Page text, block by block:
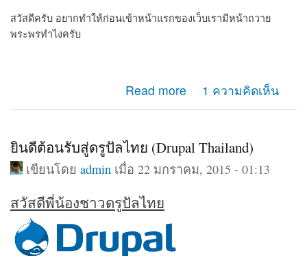
สวัสดีครับ อยากทำให้ก่อนเข้าหน้าแรกของเว็บเรามีหน้าถวาย
พระพรทำไงครับ
Read more
about อยากทำให้ก่อนเข้าเว็บเรามีหน้าถวายพระพร
1 ความคิดเห็น
ยินดีต้อนรับสู่ดรูปัลไทย (Drupal Thailand)
เขียนโดยadmin เมื่อ 22 มกราคม, 2015 - 01:13
สวัสดีพี่น้องชาวดรูปัลไทย